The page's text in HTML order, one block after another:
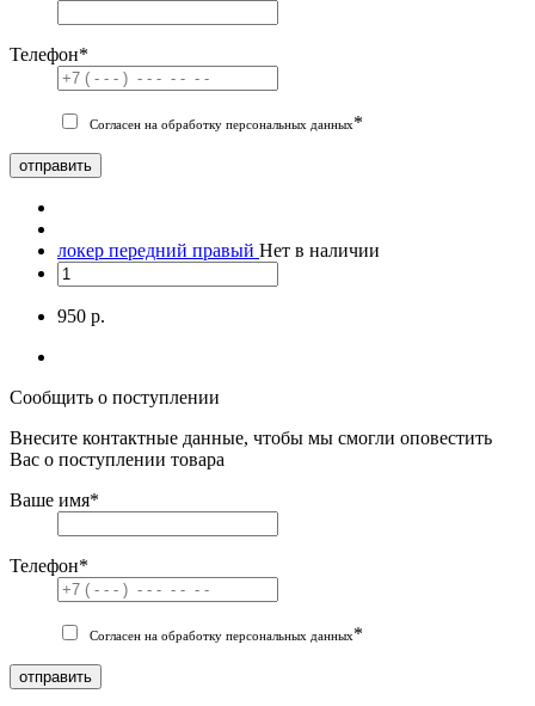
Телефон*
Согласен на обработку персональных данных*
отправить
локер передний правый Нет в наличии
950 р.
Сообщить о поступлении
Внесите контактные данные, чтобы мы смогли оповестить
Вас о поступлении товара
Ваше имя*
Телефон*
Согласен на обработку персональных данных*
отправить